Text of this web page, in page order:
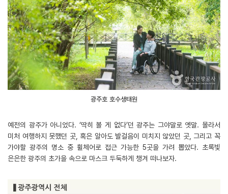
광주호 호수생태원
예전의 광주가 아니었다. ‘딱히 볼 게 없다’던 광주는 그야말로 옛말. 몰라서
미처 여행하지 못했던 곳, 혹은 알아도 발걸음이 미치지 않았던 곳, 그리고 꼭
가야할 광주의 명소 중 휠체어로 접근 가능한 5곳을 가려 뽑았다. 초록빛
은은한 광주의 초가을 속으로 마스크 두둑하게 챙겨 떠나보자.